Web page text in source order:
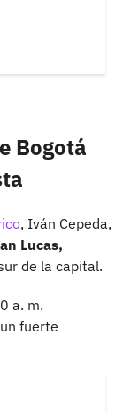
Bogotá
, Iván Cepeda,
Lucas,
de la capital.
a. m.
fuerte